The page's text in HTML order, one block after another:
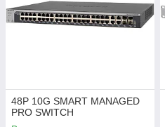
48P 10G SMART MANAGED
PRO SWITCH